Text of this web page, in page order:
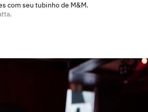
com seu tubinho de M&M.